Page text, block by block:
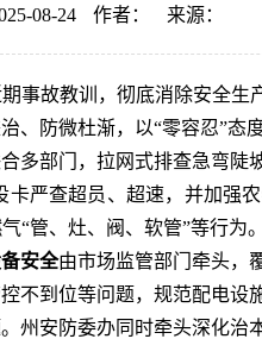
08-24 作者： 来源：
事故教训，彻底消除安全
防微杜渐，以“零容忍”态
多部门，拉网式排查急弯陡
严查超员、超速，并加强
“管、灶、阀、软管”等行
安全由市场监管部门牵头，
不到位等问题，规范配电设
州安防委办同时牵头深化